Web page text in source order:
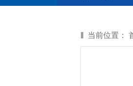
当前位置：